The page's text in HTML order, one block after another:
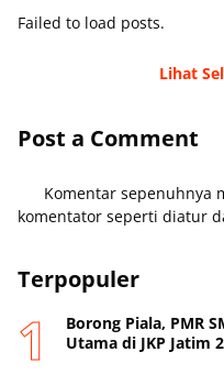
Failed to load posts.
Lihat
Post a Comment
Komentar sepenuhnya
komentator seperti diatur
Terpopuler
Borong Piala, PMR
Utama di JKP Jatim